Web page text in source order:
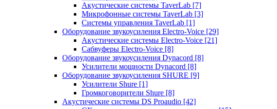
Акустические системы TaverLab [7]
Микрофонные системы TaverLab [3]
Системы управления TaverLab [1]
Оборудование звукоусиления Electro-Voice [29]
Акустические системы Electro-Voice [21]
Сабвуферы Electro-Voice [8]
Оборудование звукоусиления Dynacord [8]
Усилители мощности Dynacord [8]
Оборудование звукоусиления SHURE [9]
Усилители Shure [1]
Громкоговорители Shure [8]
Акустические системы DS Proaudio [42]